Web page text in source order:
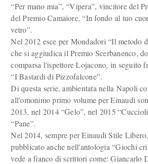
“Per mano mia”, “Vipera”, vincitore del
del Premio Camaiore, “In fondo al tuo
vetro”.
Nel 2012 esce per Mondadori “Il metodo
che si aggiudica il Premio Scerbanenco,
comparsa l'ispettore Lojacono, in seguito
“I Bastardi di Pizzofalcone”.
Di questa serie, ambientata nella Napoli
all'omonimo primo volume per Einaudi
2013, nel 2014 “Gelo”, nel 2015
“Pane”.
Nel 2014, sempre per Einaudi Stile
pubblicato anche nell'antologia “Giochi
vede a fianco di scrittori come: Giancarlo